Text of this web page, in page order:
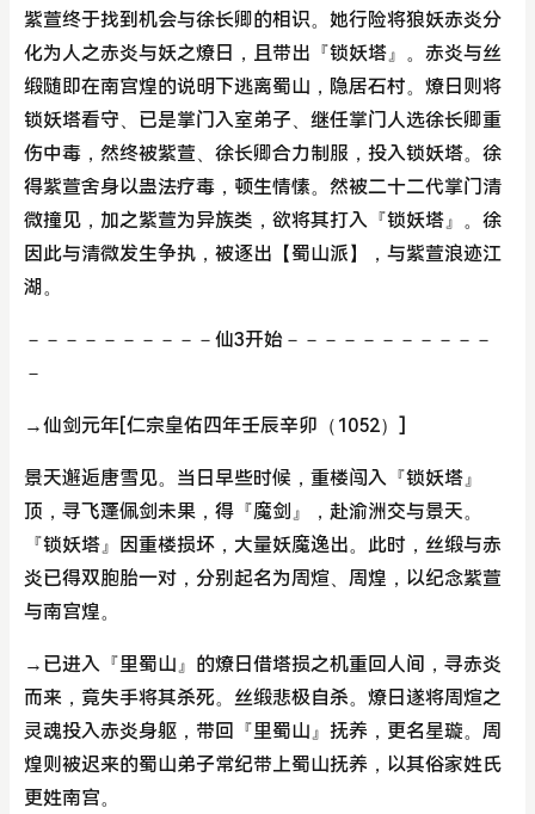
紫萱终于找到机会与徐长卿的相识。她行险将狼妖赤炎分
化为人之赤炎与妖之燎日，且带出『锁妖塔』。赤炎与丝
缎随即在南宫煌的说明下逃离蜀山，隐居石村。燎日则将
锁妖塔看守、已是掌门入室弟子、继任掌门人选徐长卿重
伤中毒，然终被紫萱、徐长卿合力制服，投入锁妖塔。徐
得紫萱舍身以蛊法疗毒，顿生情愫。然被二十二代掌门清
微撞见，加之紫萱为异族类，欲将其打入『锁妖塔』。徐
因此与清微发生争执，被逐出【蜀山派】，与紫萱浪迹江
湖。
－－－－－－－－－－仙3开始－－－－－－－－－－－
－
→仙剑元年[仁宗皇佑四年壬辰辛卯（1052）]
景天邂逅唐雪见。当日早些时候，重楼闯入『锁妖塔』
顶，寻飞蓬佩剑未果，得『魔剑』，赴渝洲交与景天。
『锁妖塔』因重楼损坏，大量妖魔逸出。此时，丝缎与赤
炎已得双胞胎一对，分别起名为周煊、周煌，以纪念紫萱
与南宫煌。
→已进入『里蜀山』的燎日借塔损之机重回人间，寻赤炎
而来，竟失手将其杀死。丝缎悲极自杀。燎日遂将周煊之
灵魂投入赤炎身躯，带回『里蜀山』抚养，更名星璇。周
煌则被迟来的蜀山弟子常纪带上蜀山抚养，以其俗家姓氏
更姓南宫。